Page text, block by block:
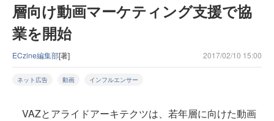
層向け動画マーケティング支援で協
業を開始
ECzine編集部[著] 2017/02/10 15:00
ネット広告 動画 インフルエンサー
VAZとアライドアーキテクツは、若年層に向けた動画